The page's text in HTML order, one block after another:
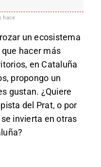
hace
un ecosistema
hacer más
en Cataluña
propongo un
gustan. ¿Quiere
del Prat, o por
invierta en otras